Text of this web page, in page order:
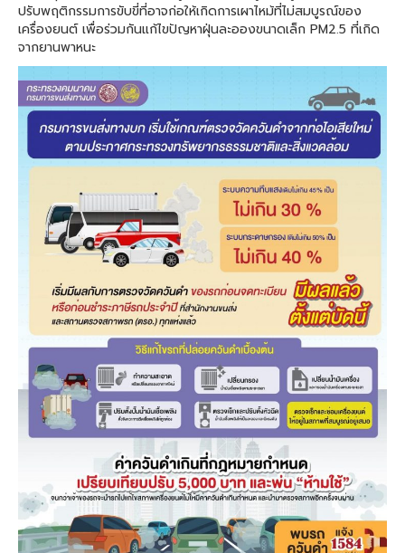
ปรับพฤติกรรมการขับขี่ที่อาจก่อให้เกิดการเผาไหม้ที่ไม่สมบูรณ์ของ
เครื่องยนต์ เพื่อร่วมกันแก้ไขปัญหาฝุ่นละอองขนาดเล็ก PM2.5 ที่เกิด
จากยานพาหนะ